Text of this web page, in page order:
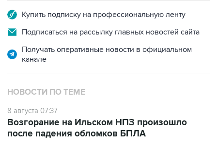
Купить подписку на профессиональную ленту
Подписаться на рассылку главных новостей сайта
Получать оперативные новости в официальном
канале
НОВОСТИ ПО ТЕМЕ
8 августа 07:37
Возгорание на Ильском НПЗ произошло
после падения обломков БПЛА